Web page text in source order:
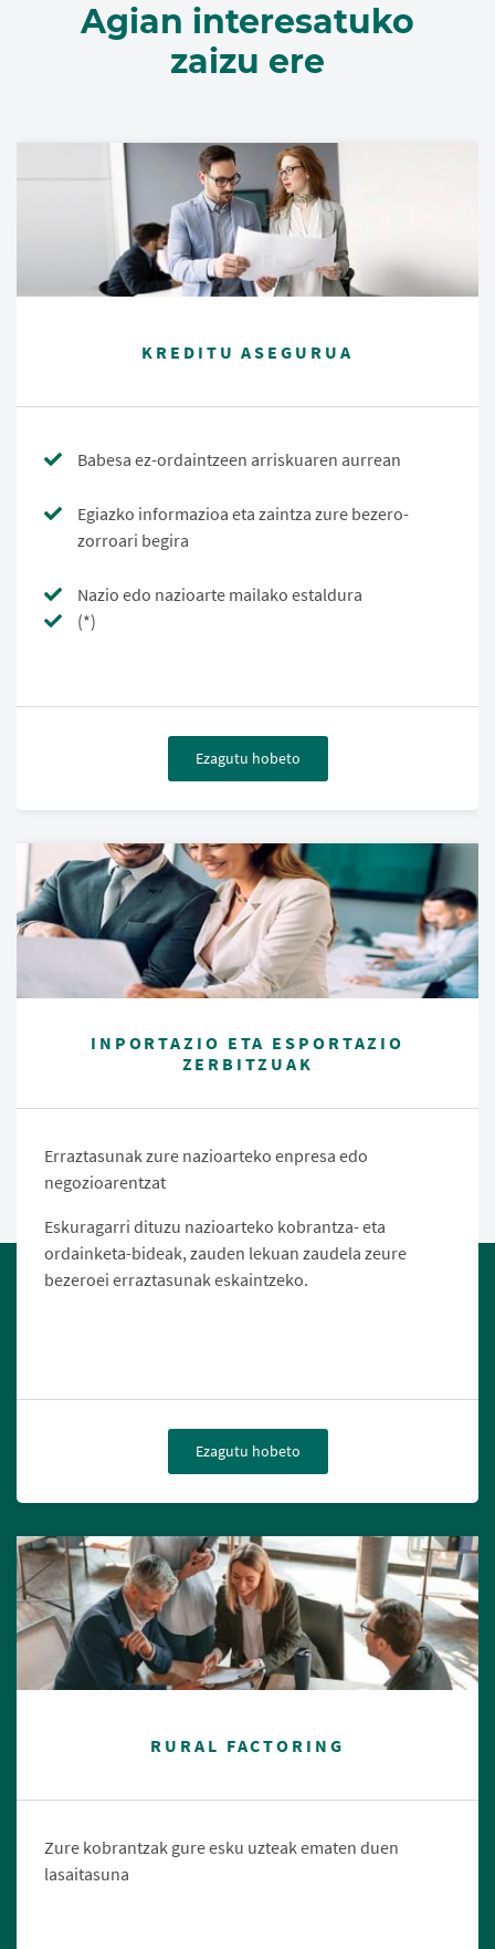
Agian interesatuko
zaizu ere
KREDITU ASEGURUA
Babesa ez-ordaintzeen arriskuaren aurrean
Egiazko informazioa eta zaintza zure bezero-
zorroari begira
Nazio edo nazioarte mailako estaldura
(*)
Ezagutu hobeto
INPORTAZIO ETA ESPORTAZIO
ZERBITZUAK
Erraztasunak zure nazioarteko enpresa edo
negozioarentzat
Eskuragarri dituzu nazioarteko kobrantza- eta
ordainketa-bideak, zauden lekuan zaudela zeure
bezeroei erraztasunak eskaintzeko.
Ezagutu hobeto
RURAL FACTORING
Zure kobrantzak gure esku uzteak ematen duen
lasaitasuna